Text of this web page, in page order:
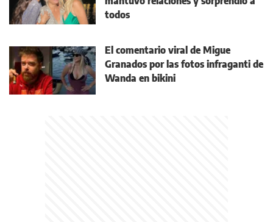
todos
El comentario viral de Migue
Granados por las fotos infraganti de
Wanda en bikini